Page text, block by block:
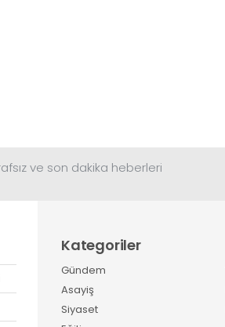
ve son dakika heberleri
Kategoriler
Gündem
Asayiş
Siyaset